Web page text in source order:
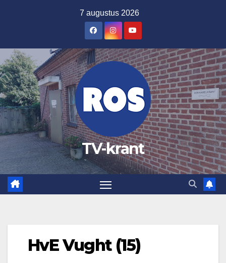
inhoud
7 augustus 2026
TV-krant
HvE Vught (15)